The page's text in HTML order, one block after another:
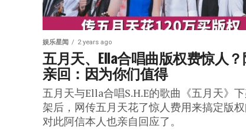
娱乐星闻 2 years ago
五月天、Ella合唱曲版权费惊人
亲回：因为你们值得
五月天与Ella合唱S.H.E的歌曲《五月天》
架后，网传五月天花了惊人费用来搞定版权
对此阿信本人也亲自回应了。